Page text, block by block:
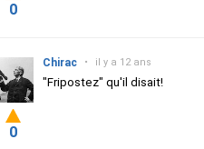
0
Chirac • il y a 12 ans
"Fripostez" qu'il disait!
0